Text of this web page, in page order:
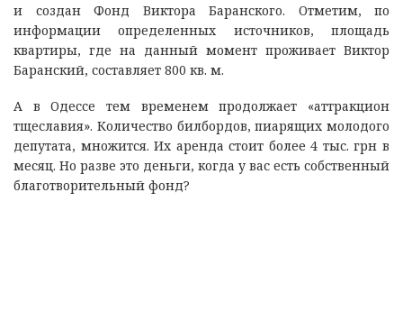
и создан Фонд Виктора Баранского. Отметим, по
информации определенных источников, площадь
квартиры, где на данный момент проживает Виктор
Баранский, составляет 800 кв. м.
А в Одессе тем временем продолжает «аттракцион
тщеславия». Количество билбордов, пиарящих молодого
депутата, множится. Их аренда стоит более 4 тыс. грн в
месяц. Но разве это деньги, когда у вас есть собственный
благотворительный фонд?